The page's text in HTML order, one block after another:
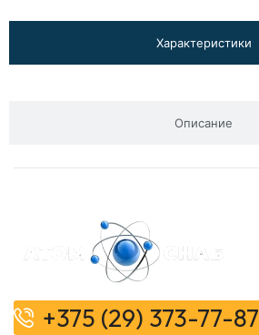
Характеристики
Описание
+375 (29) 373-77-87